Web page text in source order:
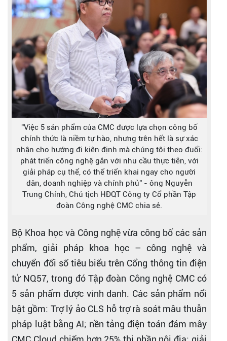
"Việc 5 sản phẩm của CMC được lựa chọn công bố
chính thức là niềm tự hào, nhưng trên hết là sự xác
nhận cho hướng đi kiên định mà chúng tôi theo đuổi:
phát triển công nghệ gắn với nhu cầu thực tiễn, với
giải pháp cụ thể, có thể triển khai ngay cho người
dân, doanh nghiệp và chính phủ" - ông Nguyễn
Trung Chính, Chủ tịch HĐQT Công ty Cổ phần Tập
đoàn Công nghệ CMC chia sẻ.
Bộ Khoa học và Công nghệ vừa công bố các sản
phẩm, giải pháp khoa học – công nghệ và
chuyển đổi số tiêu biểu trên Cổng thông tin điện
tử NQ57, trong đó Tập đoàn Công nghệ CMC có
5 sản phẩm được vinh danh. Các sản phẩm nổi
bật gồm: Trợ lý ảo CLS hỗ trợ rà soát mâu thuẫn
pháp luật bằng AI; nền tảng điện toán đám mây